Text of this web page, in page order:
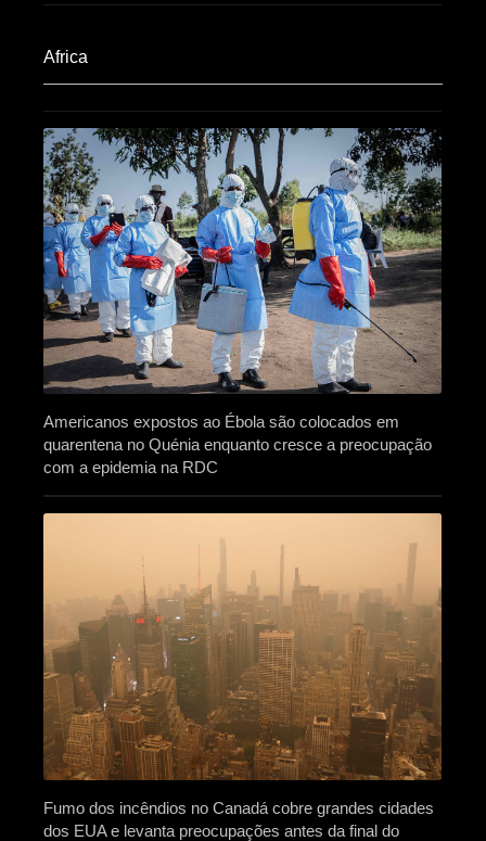
Africa​
Americanos expostos ao Ébola são colocados em
quarentena no Quénia enquanto cresce a preocupação
com a epidemia na RDC
Fumo dos incêndios no Canadá cobre grandes cidades
dos EUA e levanta preocupações antes da final do